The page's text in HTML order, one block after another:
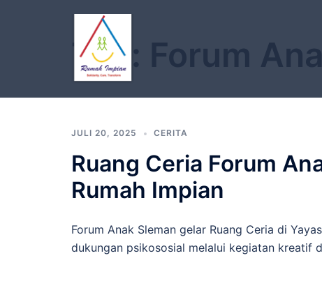
Tag: Forum
JULI 20, 2025 CERITA
Ruang Ceria Forum
Rumah Impian
Forum Anak Sleman gelar Ruang Ceria di
dukungan psikososial melalui kegiatan kreatif